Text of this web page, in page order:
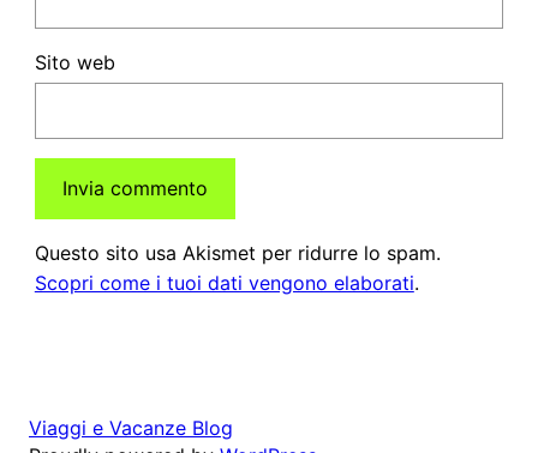
Sito web
Questo sito usa Akismet per ridurre lo spam.
Scopri come i tuoi dati vengono elaborati.
Viaggi e Vacanze Blog